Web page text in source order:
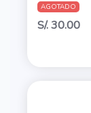
AGOTADO
S/. 30.00